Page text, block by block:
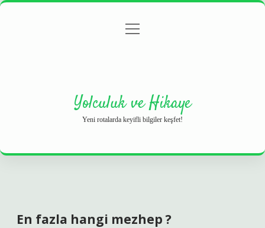
Gizlilik Politikası
menüyü
Yolculuk ve Hikaye
Yeni rotalarda keyifli bilgiler keşfet!
En fazla hangi mezhep ?